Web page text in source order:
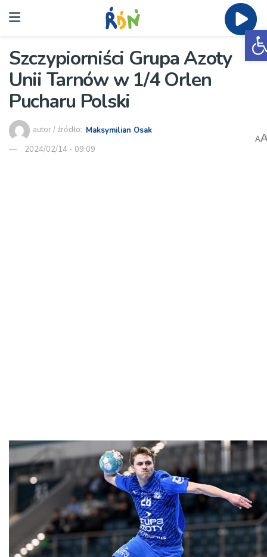
Szczypiorniści Grupa Azoty
Unii Tarnów w 1/4 Orlen
Pucharu Polski
autor / źródło: Maksymilian Osak
2024/02/14 - 09:09
A